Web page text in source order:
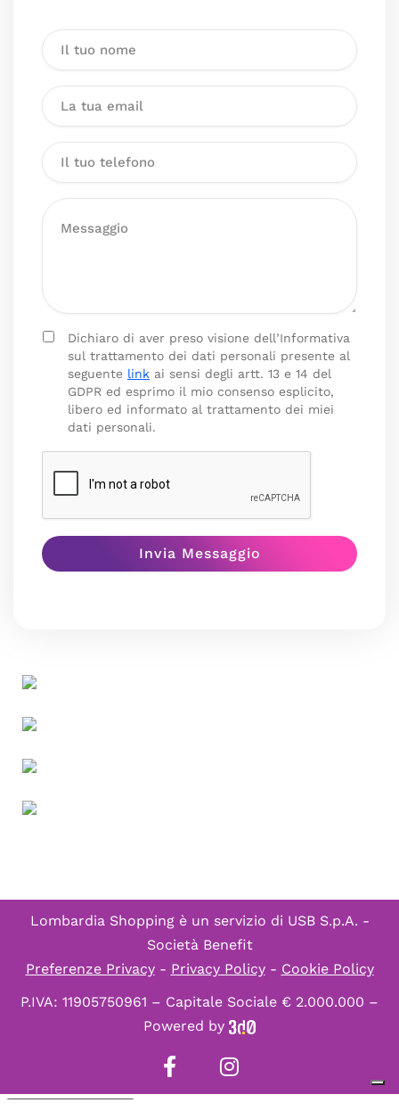
Dichiaro di aver preso visione dell’Informativa
sul trattamento dei dati personali presente al
seguente link ai sensi degli artt. 13 e 14 del
GDPR ed esprimo il mio consenso esplicito,
libero ed informato al trattamento dei miei
dati personali.
Lombardia Shopping è un servizio di USB S.p.A. -
Società Benefit
Preferenze Privacy- Privacy Policy- Cookie Policy
P.IVA: 11905750961 – Capitale Sociale € 2.000.000 –
Powered by